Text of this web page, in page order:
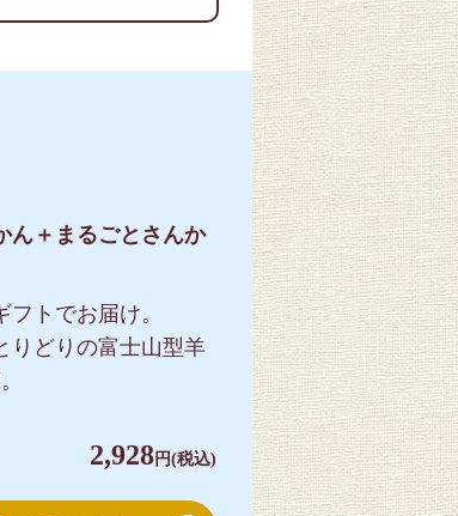
＋まるごとさんか
フトでお届け。
りどりの富士山型羊
2,928 円(税込)